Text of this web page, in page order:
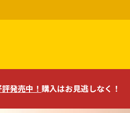
発売中！ 購入はお見逃しなく！